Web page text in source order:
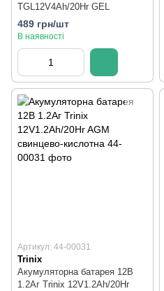
TGL12V4Ah/20Hr GEL
489 грн/шт
В наявності
Артикул: 44-00031
Trinix
Акумуляторна батарея 12В
1.2Аг Trinix 12V1.2Ah/20Hr